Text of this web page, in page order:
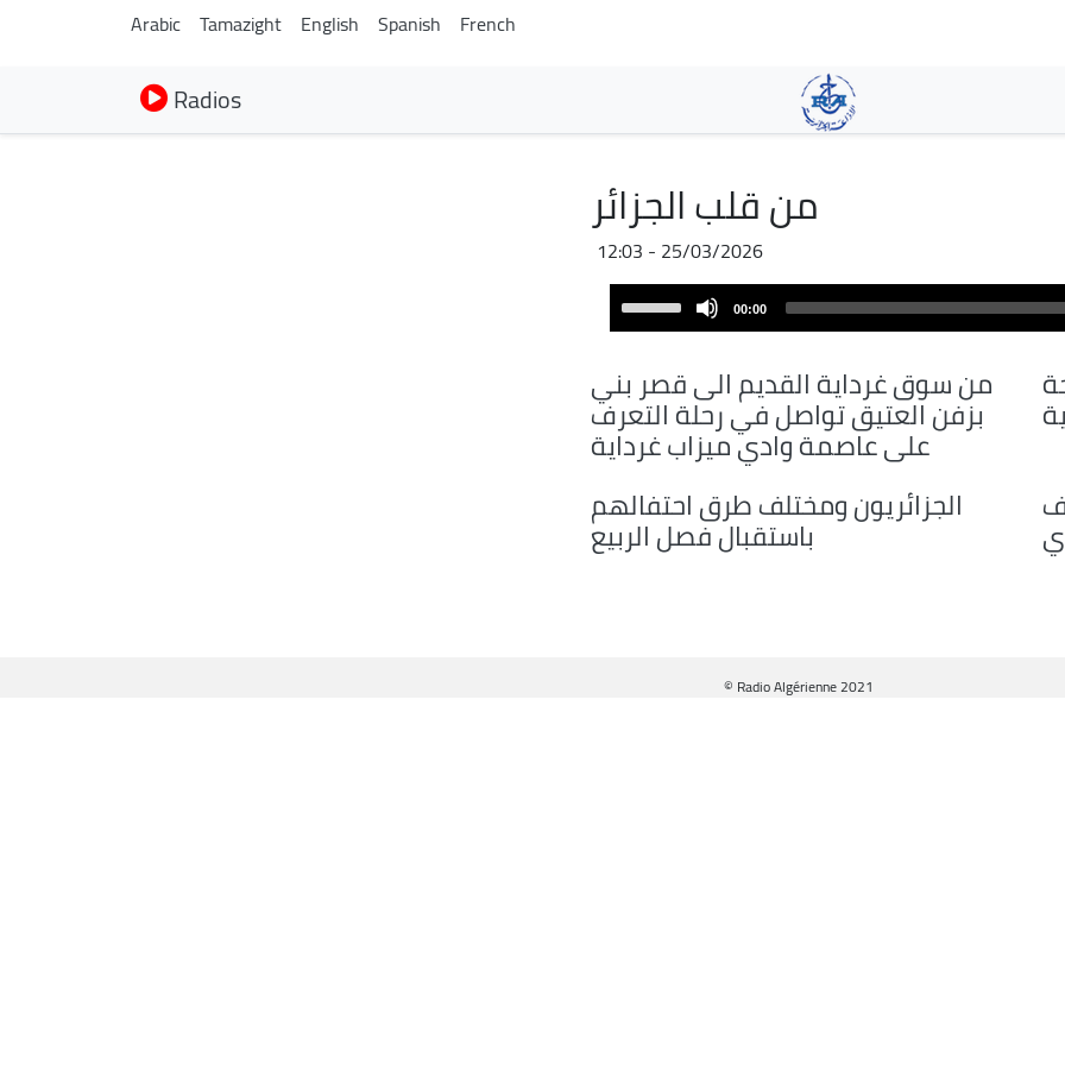
contenu
principal
Arabic Tamazight English Spanish French
Radios
من قلب الجزائر
25/03/2026 - 12:03
Player
00:00
keys
to
increase
decrease
volume.
من سوق غرداية القديم الى قصر بني
بزفن العتيق تواصل في رحلة التعرف
على عاصمة وادي ميزاب غرداية
الجزائريون ومختلف طرق احتفالهم
باستقبال فصل الربيع
© Radio Algérienne 2021